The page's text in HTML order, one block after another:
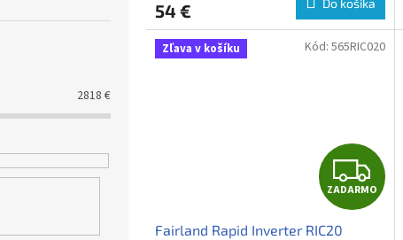
2818 €
54 €
Zľava v košíku
Z
A
ZADARMO
Fairland Rapid Inverter RIC20
Kód: 565RIC020